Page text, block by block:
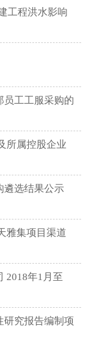
工程洪水影响
员工工服采购的
所属控股企业
遴选结果公示
雅集项目渠道
2018年1月至
研究报告编制项